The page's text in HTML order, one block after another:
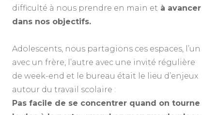
difficulté à nous prendre en main et à avancer
dans nos objectifs.
Adolescents, nous partagions ces espaces, l’un
avec un frère, l’autre avec une invité régulière
de week-end et le bureau était le lieu d’enjeux
autour du travail scolaire :
Pas facile de se concentrer quand on tourne